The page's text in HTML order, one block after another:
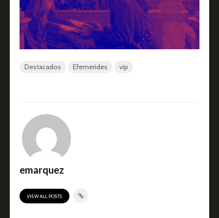
Destacados Efemerides vip
emarquez
VIEW ALL POSTS